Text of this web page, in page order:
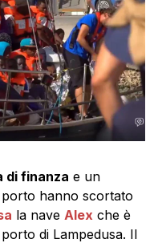
di finanza e un
porto hanno scortato
la nave Alex che è
di Lampedusa. Il